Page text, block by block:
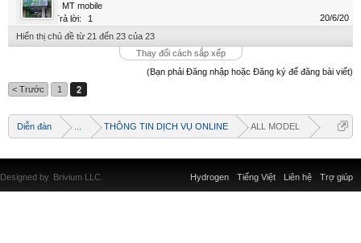
MT mobile
Trả lời:
1
20/6/20
Hiển thị chủ đề từ 21 đến 23 của 23
Thay đổi cách sắp xếp
(Bạn phải Đăng nhập hoặc Đăng ký để đăng bài viết)
< Trước
1 2
Diễn đàn THÔNG TIN DỊCH VỤ ONLINE ALL MODEL
Liên hệ Trợ giúp
Hydrogen Tiếng Việt
Designed by Brivium LLC.